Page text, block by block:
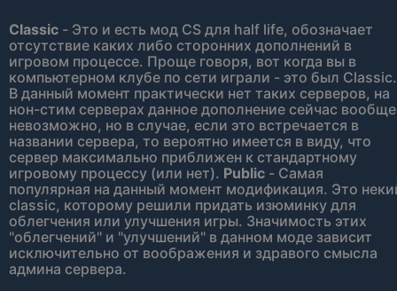
Classic - Это и есть мод CS для half life, обозначает
отсутствие каких либо сторонних дополнений в
игровом процессе. Проще говоря, вот когда вы в
компьютерном клубе по сети играли - это был Classic.
В данный момент практически нет таких серверов, на
нон-стим серверах данное дополнение сейчас вообще
невозможно, но в случае, если это встречается в
названии сервера, то вероятно имеется в виду, что
сервер максимально приближен к стандартному
игровому процессу (или нет). Public - Самая
популярная на данный момент модификация. Это
classic, которому решили придать изюминку для
облегчения или улучшения игры. Значимость этих
"облегчений" и "улучшений" в данном моде зависит
исключительно от воображения и здравого смысла
админа сервера.